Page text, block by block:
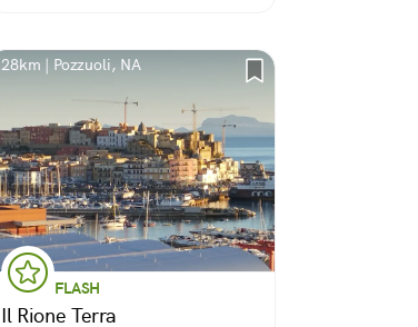
28km | Pozzuoli, NA
FLASH
Il Rione Terra